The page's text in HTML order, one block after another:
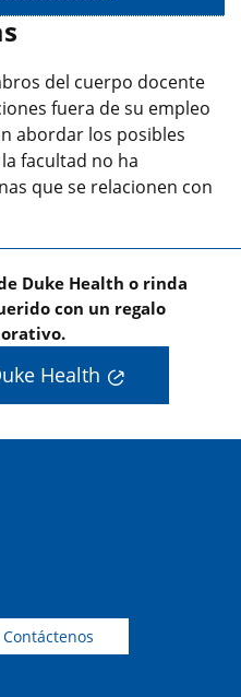
del cuerpo docente
fuera de su empleo
abordar los posibles
facultad no ha
que se relacionen con
Duke Health o rinda
con un regalo
Health
Contáctenos